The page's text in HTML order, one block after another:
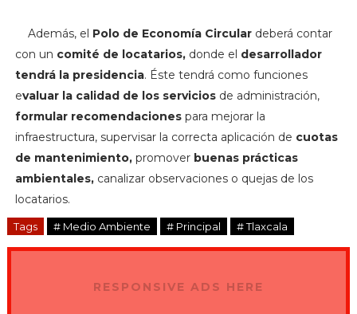
Además, el Polo de Economía Circular deberá contar
con un comité de locatarios,donde el desarrollador
tendrá la presidencia. Éste tendrá como funciones
evaluar la calidad de los servicios de administración,
formular recomendacionespara mejorar la
infraestructura, supervisar la correcta aplicación de cuotas
de mantenimiento,promover buenas prácticas
ambientales, canalizar observaciones o quejas de los
locatarios.
Tags # Medio Ambiente # Principal # Tlaxcala
RESPONSIVE ADS HERE